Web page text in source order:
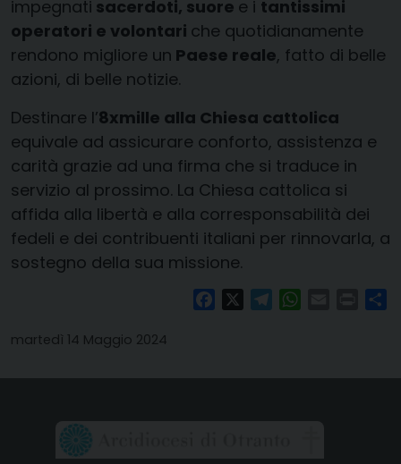
impegnati sacerdoti, suore e i tantissimi
operatori e volontari che quotidianamente
rendono migliore un Paese reale, fatto di belle
azioni, di belle notizie.
Destinare l’8xmille alla Chiesa cattolica
equivale ad assicurare conforto, assistenza e
carità grazie ad una firma che si traduce in
servizio al prossimo. La Chiesa cattolica si
affida alla libertà e alla corresponsabilità dei
fedeli e dei contribuenti italiani per rinnovarla, a
sostegno della sua missione.
FacebookTelegramWhatsAppPrint
martedì 14 Maggio 2024